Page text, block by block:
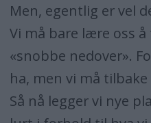
Men, egentlig er vel
Vi må bare lære oss
«snobbe nedover».
ha, men vi må
Så nå legger vi nye